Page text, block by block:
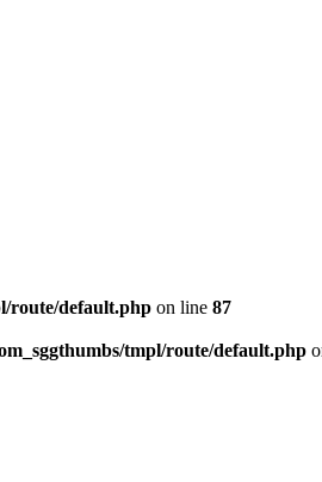
route/default.php on line 87
tmpl/route/default.php